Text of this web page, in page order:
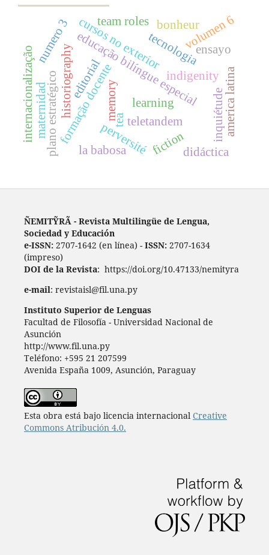
educação bilíngue especial
tea
formação docente
historiography learning
indigenity
memory
teletandem
tecnologia
editorial
volumen 6
numero 3
internacionalizaçãoplano estratégico
cursos no exterior
team roles bonheur
perversité fiction
inquiétudeamerica latina
ensayo
didáctica
maternidad
la babosa
ÑEMITỸRÃ - Revista Multilingüe de Lengua,
Sociedad y Educación
e-ISSN:2707-1642 (en línea) - ISSN:2707-1634
(impreso)
DOI de la Revista: https://doi.org/10.47133/nemityra
e-mail: revistaisl@fil.una.py
Instituto Superior de Lenguas
Facultad de Filosofía - Universidad Nacional de
Asunción
http://www.fil.una.py
Teléfono: +595 21 207599
Avenida España 1009, Asunción, Paraguay
Esta obra está bajo licencia internacional Creative
Commons Atribución 4.0.